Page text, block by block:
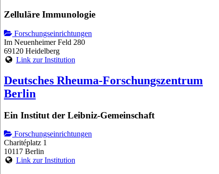
Zelluläre Immunologie
Forschungseinrichtungen
Im Neuenheimer Feld 280
69120 Heidelberg
Link zur Institution
Deutsches Rheuma-Forschungszentrum
Berlin
Ein Institut der Leibniz-Gemeinschaft
Forschungseinrichtungen
Charitéplatz 1
10117 Berlin
Link zur Institution